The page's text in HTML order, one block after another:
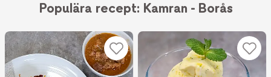
Populära recept: Kamran - Borås